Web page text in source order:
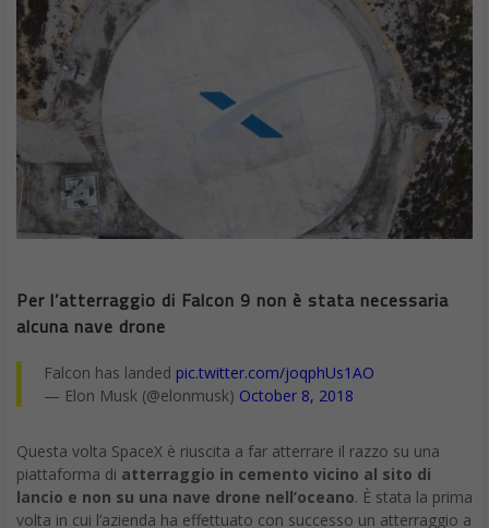
Per l’atterraggio di Falcon 9 non è stata necessaria
alcuna nave drone
Falcon has landed pic.twitter.com/joqphUs1AO
— Elon Musk (@elonmusk) October 8, 2018
Questa volta SpaceX è riuscita a far atterrare il razzo su una
piattaforma di atterraggio in cemento vicino al sito di
lancio e non su una nave drone nell’oceano. È stata la prima
volta in cui l’azienda ha effettuato con successo un atterraggio a